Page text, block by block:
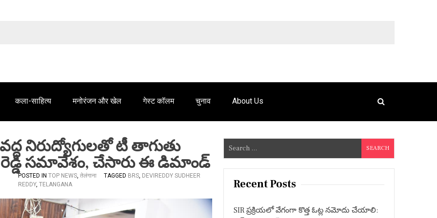
कला-साहित्य मनोरंजन और खेल गेस्ट कॉलम चुनाव About Us
నిరుద్యోగులతో టీ తాగుతు
రెడ్డి సమావేశం, చేసారు ఈ డిమాండ్
POSTED IN TOP NEWS, तेलंगाना TAGGED BRS, DEVIREDDY SUDHEER
REDDY, TELANGANA
e
a
Recent Posts
SIR ప్రక్రియలో వేగంగా కొత్త ఓట్ల నమోదు చేయాలి: